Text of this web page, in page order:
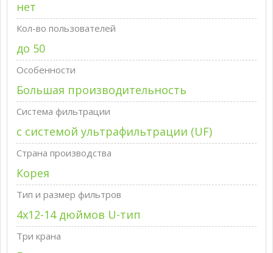
нет
Кол-во пользователей
до 50
Особенности
Большая производительность
Система фильтрации
с системой ультрафильтрации (UF)
Страна производства
Корея
Тип и размер фильтров
4х12-14 дюймов U-тип
Три крана